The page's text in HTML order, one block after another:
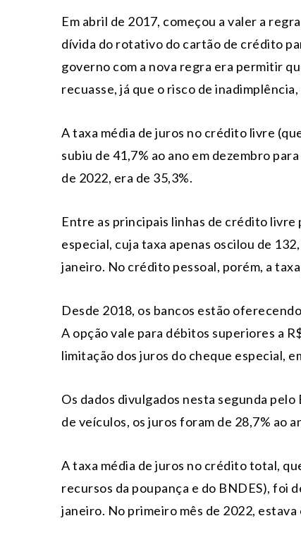
Em abril de 2017, começou a valer a
dívida do rotativo do cartão de crédito
governo com a nova regra era permitir
recuasse, já que o risco de
A taxa média de juros no crédito livre
subiu de 41,7% ao ano em dezembro
de 2022, era de 35,3%.
Entre as principais linhas de crédito livre
especial, cuja taxa apenas oscilou de
janeiro. No crédito pessoal, porém, a
Desde 2018, os bancos estão
A opção vale para débitos superiores a
limitação dos juros do cheque especial,
Os dados divulgados nesta segunda
de veículos, os juros foram de 28,7% ao
A taxa média de juros no crédito total,
recursos da poupança e do BNDES), foi
janeiro. No primeiro mês de 2022, estava